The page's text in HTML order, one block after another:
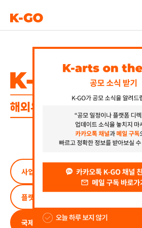
플랫폼 디렉토리 DB
플랫폼 신규 제안
K-GO 진출현황
사업 안내·신청
플랫폼 디렉토리
국제문화교류 온라인 컨설팅